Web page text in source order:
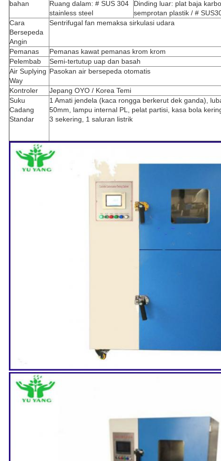
bahan
Ruang dalam: # SUS 304
stainless steel
Dinding luar: plat baja
semprotan plastik / #
Cara
Bersepeda
Angin
Sentrifugal fan memaksa sirkulasi udara
Pemanas
Pemanas kawat pemanas krom krom
Pelembab
Semi-tertutup uap dan basah
Air Suplying
Way
Pasokan air bersepeda otomatis
Kontroler
Jepang OYO / Korea Temi
Suku
Cadang
Standar
1 Amati jendela (kaca rongga berkerut dek ganda),
50mm, lampu internal PL, pelat partisi, kasa bola
3 sekering, 1 saluran listrik